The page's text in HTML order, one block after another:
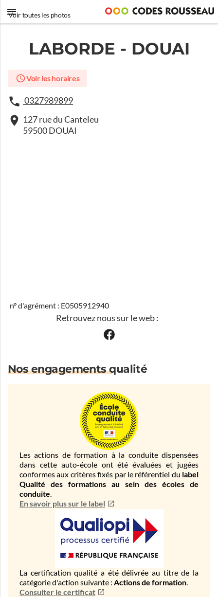
Voir toutes les photos
LABORDE - DOUAI
Voir les horaires
0327989899
127 rue du Canteleu
59500 DOUAI
n° d'agrément : E0505912940
Retrouvez nous sur le web :
Nos engagements qualité
Les actions de formation à la conduite dispensées
dans cette auto-école ont été évaluées et jugées
conformes aux critères fixés par le référentiel du label
Qualité des formations au sein des écoles de
conduite.
En savoir plus sur le label
La certification qualité a été délivrée au titre de la
catégorie d'action suivante : Actions de formation.
Consulter le certificat